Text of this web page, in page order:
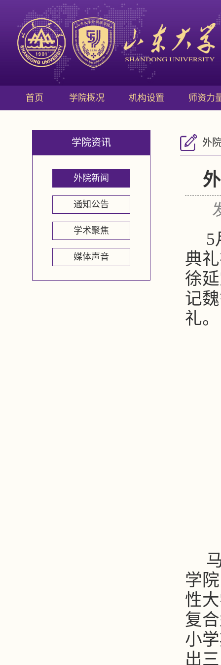
首页 学院概况 机构设置 师资力
学院资讯
外院新闻
通知公告
学术聚焦
媒体声音
外
5
典
徐
记
礼。
学
性
复
小
出